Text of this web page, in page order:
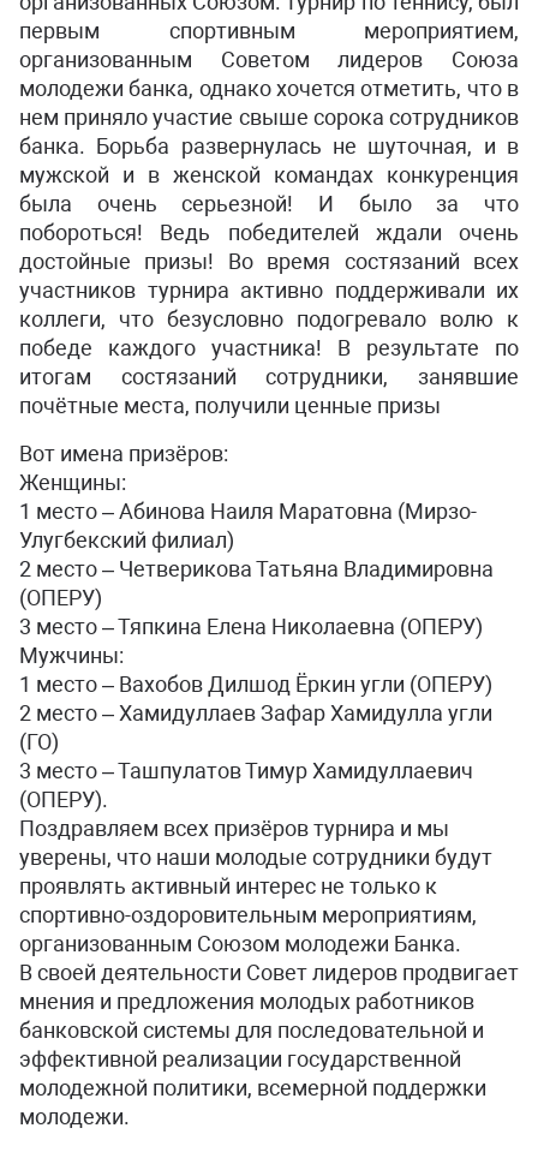
первым спортивным мероприятием,
организованным Советом лидеров Союза
молодежи банка, однако хочется отметить, что в
нем приняло участие свыше сорока сотрудников
банка. Борьба развернулась не шуточная, и в
мужской и в женской командах конкуренция
была очень серьезной! И было за что
побороться! Ведь победителей ждали очень
достойные призы! Во время состязаний всех
участников турнира активно поддерживали их
коллеги, что безусловно подогревало волю к
победе каждого участника! В результате по
итогам состязаний сотрудники, занявшие
почётные места, получили ценные призы
Вот имена призёров:
Женщины:
1 место – Абинова Наиля Маратовна (Мирзо-
Улугбекский филиал)
2 место – Четверикова Татьяна Владимировна
(ОПЕРУ)
3 место – Тяпкина Елена Николаевна (ОПЕРУ)
Мужчины:
1 место – Вахобов Дилшод Ёркин угли (ОПЕРУ)
2 место – Хамидуллаев Зафар Хамидулла угли
(ГО)
3 место – Ташпулатов Тимур Хамидуллаевич
(ОПЕРУ).
Поздравляем всех призёров турнира и мы
уверены, что наши молодые сотрудники будут
проявлять активный интерес не только к
спортивно-оздоровительным мероприятиям,
организованным Союзом молодежи Банка.
В своей деятельности Совет лидеров продвигает
мнения и предложения молодых работников
банковской системы для последовательной и
эффективной реализации государственной
молодежной политики, всемерной поддержки
молодежи.